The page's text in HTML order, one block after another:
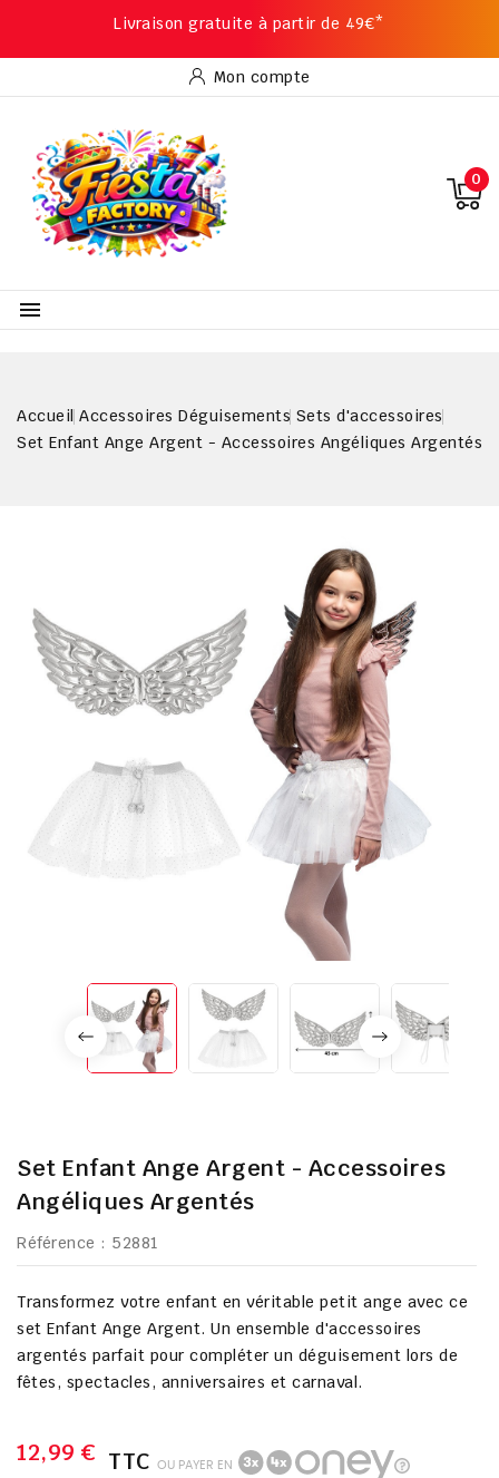
Livraison gratuite à partir de 49€*
Mon compte
0

Accueil Accessoires Déguisements Sets d'accessoires
Set Enfant Ange Argent - Accessoires Angéliques Argentés
Set Enfant Ange Argent - Accessoires
Angéliques Argentés
Référence : 52881
Transformez votre enfant en véritable petit ange avec ce
set Enfant Ange Argent. Un ensemble d'accessoires
argentés parfait pour compléter un déguisement lors de
fêtes, spectacles, anniversaires et carnaval.
12,99 € TTC OU PAYER EN